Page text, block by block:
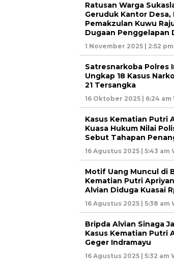
Ratusan Warga
Geruduk Kantor Desa,
Pemakzulan Kuwu
Dugaan Penggelapan
1 November 2025 | 2:52
Satresnarkoba Polres
Ungkap 18 Kasus
21 Tersangka
16 Oktober 2025 | 6:24 am
Kasus Kematian Putri
Kuasa Hukum Nilai
Sebut Tahapan
16 Agustus 2025 | 5:43 am
Motif Uang Muncul di
Kematian Putri
Alvian Diduga Kuasai
16 Agustus 2025 | 5:38 am
Bripda Alvian Sinaga
Kasus Kematian Putri
Geger Indramayu
16 Agustus 2025 | 5:32 am